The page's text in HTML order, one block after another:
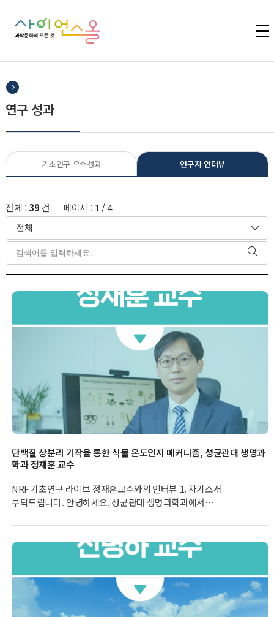
연구 성과
기초연구 우수성과 연구자 인터뷰
전체 :39건 페이지 : 1 /4
단백질 상분리 기작을 통한 식물 온도인지 메커니즘, 성균관대 생명과
학과 정재훈 교수
NRF 기초연구 라이브 정재훈교수와의 인터뷰 1. 자기소개
부탁드립니다. 안녕하세요, 성균관대 생명과학과에서
대학원에서 애기장대라는 모델 식물을 처음으로 접하면서 식물
연구를 시작하였습니다. 식물은 어떻게 빛과 온도와 같은 외부환경
변화를 인지하고 반응하는 것일까요? 지난 20년간, 모델 식물인
식물 특이적 분자를 동정하고 그 작동 원리를 찾는 연구를 진행해
왔습니다. 현재는 식물의 온도 인지 및 반응 메커니즘을 연구하고
있습니다. 한